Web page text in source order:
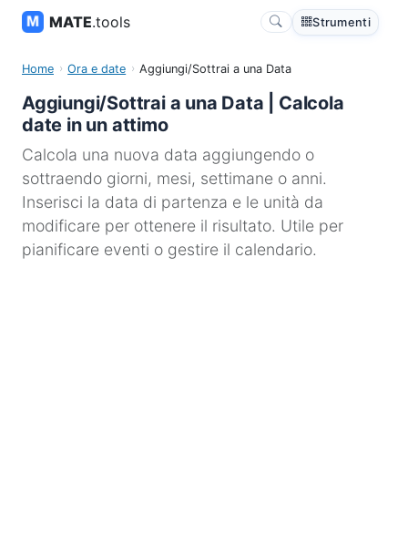
MATE.tools Strumenti
Home Ora e date Aggiungi/Sottrai a una Data
Aggiungi/Sottrai a una Data | Calcola
date in un attimo
Calcola una nuova data aggiungendo o
sottraendo giorni, mesi, settimane o anni.
Inserisci la data di partenza e le unità da
modificare per ottenere il risultato. Utile per
pianificare eventi o gestire il calendario.